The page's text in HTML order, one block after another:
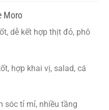
Moro
dễ kết hợp thịt đỏ, phô
hợp khai vị, salad, cá
sóc tỉ mỉ, nhiều tầng